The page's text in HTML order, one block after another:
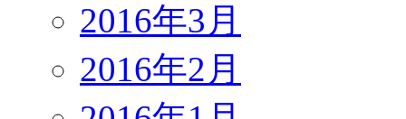
2016年3月
2016年2月